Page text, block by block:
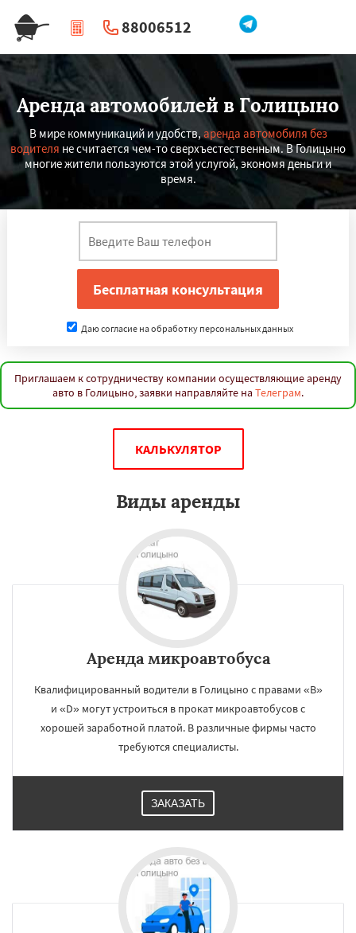
88006512
| Перезвоните мне
Аренда автомобилей в Голицыно
В мире коммуникаций и удобств,аренда автомобиля без
водителя не считается чем-то сверхъестественным. В Голицыно
многие жители пользуются этой услугой, экономя деньги и
время.
Даю согласие на обработку персональных данных
Приглашаем к сотрудничеству компании осуществляющие аренду
авто в Голицыно, заявки направляйте на Телеграм.
КАЛЬКУЛЯТОР
Виды аренды
Аренда микроавтобуса
Квалифицированный водители в Голицыно с правами «B»
и «D» могут устроиться в прокат микроавтобусов с
хорошей заработной платой. В различные фирмы часто
требуются специалисты.
ЗАКАЗАТЬ